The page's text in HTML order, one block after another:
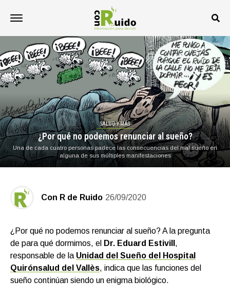
SALUD Y MÁS
¿Por qué no podemos renunciar al sueño?
Una de cada cuatro personas padece las consecuencias del mal sueño en
alguna de sus múltiples manifestaciones
Con R de Ruido 26/09/2020
¿Por qué no podemos renunciar al sueño? A la pregunta
de para qué dormimos, el Dr. Eduard Estivill ,
responsable de la Unidad del Sueño del Hospital
Quirónsalud del Vallès, indica que las funciones del
sueño continúan siendo un enigma biológico.